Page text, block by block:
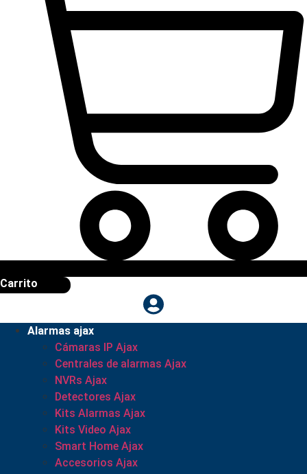
Carrito
Alarmas ajax
Cámaras IP Ajax
Centrales de alarmas Ajax
NVRs Ajax
Detectores Ajax
Kits Alarmas Ajax
Kits Video Ajax
Smart Home Ajax
Accesorios Ajax